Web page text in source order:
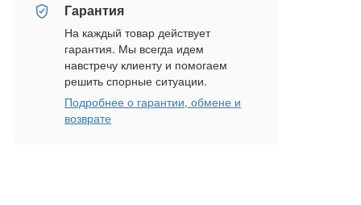
Гарантия
На каждый товар действует
гарантия. Мы всегда идем
навстречу клиенту и помогаем
решить спорные ситуации.
Подробнее о гарантии, обмене и
возврате